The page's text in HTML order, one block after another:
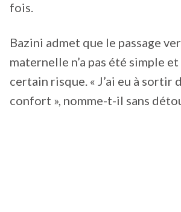
fois.
Bazini admet que le passage
maternelle n’a pas été simple
certain risque. « J’ai eu à sortir
confort », nomme-t-il sans